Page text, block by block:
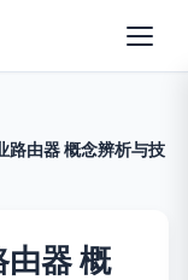
路由器 概念辨析与技
器 概